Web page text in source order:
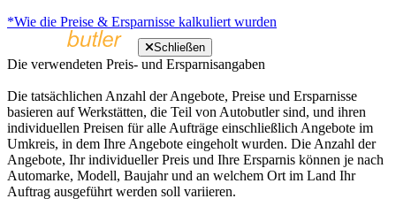
*Wie die Preise & Ersparnisse kalkuliert wurden
Schließen
Die verwendeten Preis- und Ersparnisangaben
Die tatsächlichen Anzahl der Angebote, Preise und Ersparnisse
basieren auf Werkstätten, die Teil von Autobutler sind, und ihren
individuellen Preisen für alle Aufträge einschließlich Angebote im
Umkreis, in dem Ihre Angebote eingeholt wurden. Die Anzahl der
Angebote, Ihr individueller Preis und Ihre Ersparnis können je nach
Automarke, Modell, Baujahr und an welchem Ort im Land Ihr
Auftrag ausgeführt werden soll variieren.